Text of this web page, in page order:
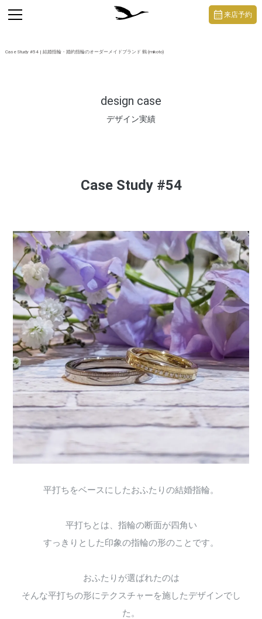
Case Study #54 | 結婚指輪・婚約指輪のオーダーメイドブランド 鶴 (mikoto)
design case
デザイン実績
toggle
navigation
来店予約
Case Study #54
平打ちをベースにしたおふたりの結婚指輪。
平打ちとは、指輪の断面が四角い
すっきりとした印象の指輪の形のことです。
おふたりが選ばれたのは
そんな平打ちの形にテクスチャーを施したデザインでし
た。